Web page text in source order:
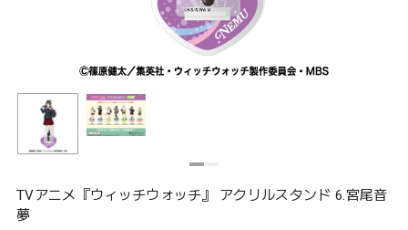
TVアニメ『ウィッチウォッチ』 アクリルスタンド 6.宮尾音
夢